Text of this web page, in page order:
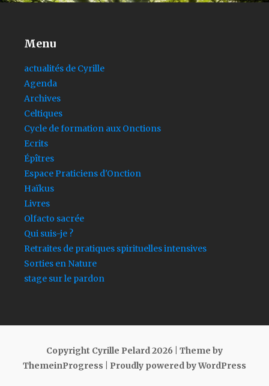
Menu
actualités de Cyrille
Agenda
Archives
Celtiques
Cycle de formation aux Onctions
Ecrits
Épîtres
Espace Praticiens d'Onction
Haïkus
Livres
Olfacto sacrée
Qui suis-je ?
Retraites de pratiques spirituelles intensives
Sorties en Nature
stage sur le pardon
Copyright Cyrille Pelard 2026
| Theme by
ThemeinProgress
| Proudly powered by WordPress